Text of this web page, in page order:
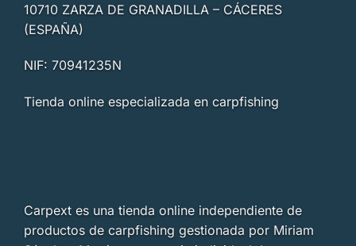
10710 ZARZA DE GRANADILLA – CÁCERES
(ESPAÑA)
NIF: 70941235N
Tienda online especializada en carpfishing
Carpext es una tienda online independiente de
productos de carpfishing gestionada por Miriam